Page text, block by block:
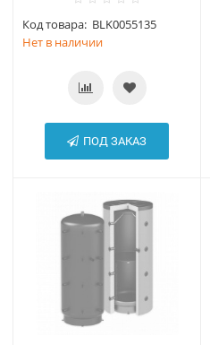
Код товара: BLK0055135
Нет в наличии
ПОД ЗАКАЗ